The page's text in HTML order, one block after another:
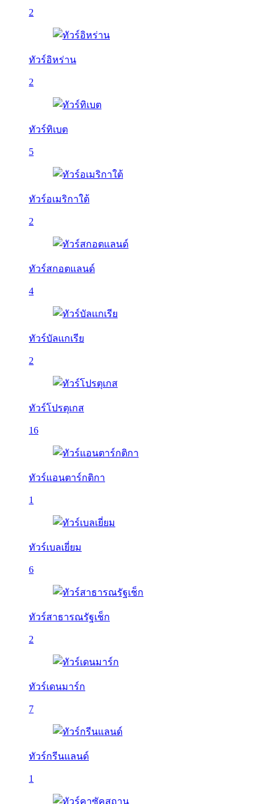
2
ทัวร์อิหร่าน
2
ทัวร์ทิเบต
5
ทัวร์อเมริกาใต้
2
ทัวร์สกอตแลนด์
4
ทัวร์บัลเเกเรีย
2
ทัวร์โปรตุเกส
16
ทัวร์แอนตาร์กติกา
1
ทัวร์เบลเยี่ยม
6
ทัวร์สาธารณรัฐเช็ก
2
ทัวร์เดนมาร์ก
7
ทัวร์กรีนแลนด์
1